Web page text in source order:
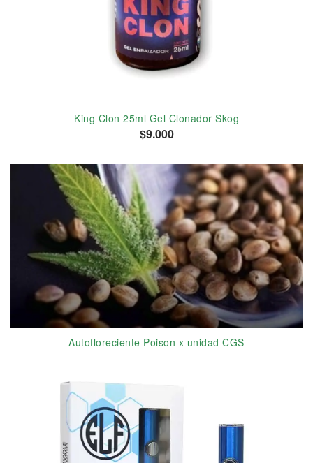
King Clon 25ml Gel Clonador Skog
$9.000
Autofloreciente Poison x unidad CGS